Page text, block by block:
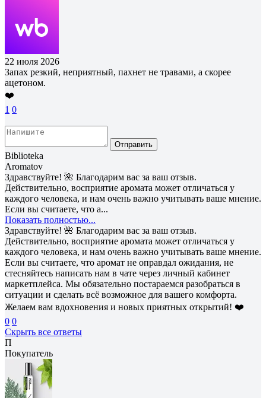
22 июля 2026
Запах резкий, неприятный, пахнет не травами, а скорее
ацетоном.
❤️
1 0
Отправить
Biblioteka
Aromatov
Здравствуйте! 🌺 Благодарим вас за ваш отзыв.
Действительно, восприятие аромата может отличаться у
каждого человека, и нам очень важно учитывать ваше мнение.
Если вы считаете, что а...
Показать полностью...
Здравствуйте! 🌺 Благодарим вас за ваш отзыв.
Действительно, восприятие аромата может отличаться у
каждого человека, и нам очень важно учитывать ваше мнение.
Если вы считаете, что аромат не оправдал ожидания, не
стесняйтесь написать нам в чате через личный кабинет
маркетплейса. Мы обязательно постараемся разобраться в
ситуации и сделать всё возможное для вашего комфорта.
Желаем вам вдохновения и новых приятных открытий! ❤️
0 0
Скрыть все ответы
П
Покупатель